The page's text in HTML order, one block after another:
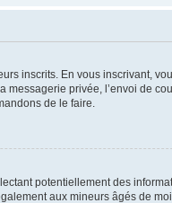
inscrits. En vous inscrivant,
messagerie privée, l’envoi de
de le faire.
potentiellement des
aux mineurs âgés de